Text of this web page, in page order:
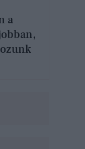
a